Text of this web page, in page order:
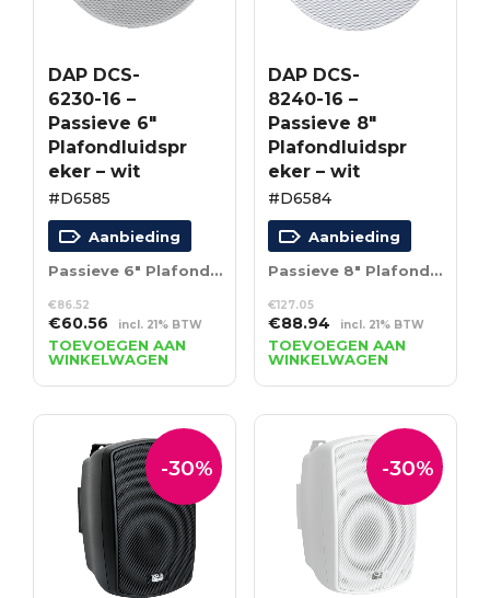
DAP DCS-
6230-16 –
Passieve 6″
Plafondluidspr
eker – wit
#D6585
Aanbieding
Passieve 6″ Plafondluidspreker – wit
€86.52
Oorspronkelijke
prijs
was:
€86.52.
€60.56Huidige
prijs
is:
€60.56.
incl. 21% BTW
TOEVOEGEN AAN
WINKELWAGEN
DAP DCS-
8240-16 –
Passieve 8″
Plafondluidspr
eker – wit
#D6584
Aanbieding
Passieve 8″ Plafondluidspreker – wit
€127.05
Oorspronkelijke
prijs
was:
€127.05.
€88.94 Huidige
prijs
is:
€88.94.
incl. 21% BTW
TOEVOEGEN AAN
WINKELWAGEN
-30% -30%